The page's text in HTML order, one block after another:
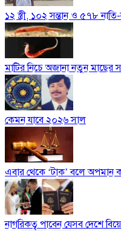
১২ স্ত্রী, ১০২ সন্তান ও ৫৭৮
মাটির নিচে অজানা নতুন মাছের
কেমন যাবে ২০২৬ সাল
এবার থেকে ‘টাক’ বলে অপমান
নাগরিকত্ব পাবেন যেসব দেশে